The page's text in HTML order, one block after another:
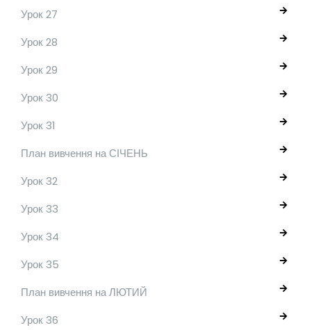
Урок 27
Урок 28
Урок 29
Урок 30
Урок 31
План вивчення на СІЧЕНЬ
Урок 32
Урок 33
Урок 34
Урок 35
План вивчення на ЛЮТИЙ
Урок 36